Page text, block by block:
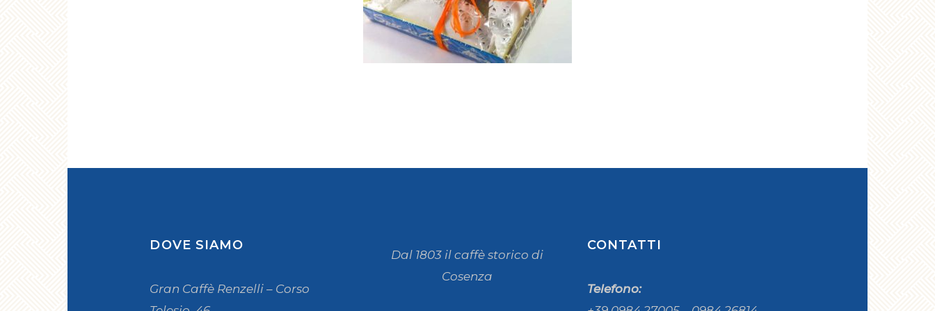
DOVE SIAMO
Gran Caffè Renzelli – Corso
Dal 1803 il caffè storico di
Cosenza
CONTATTI
Telefono: